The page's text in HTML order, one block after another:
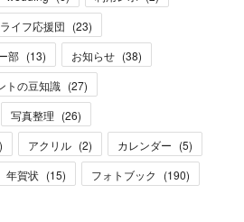
イフ応援団 (23)
部 (13) お知らせ (38)
トの豆知識 (27)
写真整理 (26)
) アクリル (2) カレンダー (5)
年賀状 (15) フォトブック (190)